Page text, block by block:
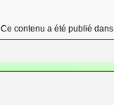
Ce contenu a été publié dans